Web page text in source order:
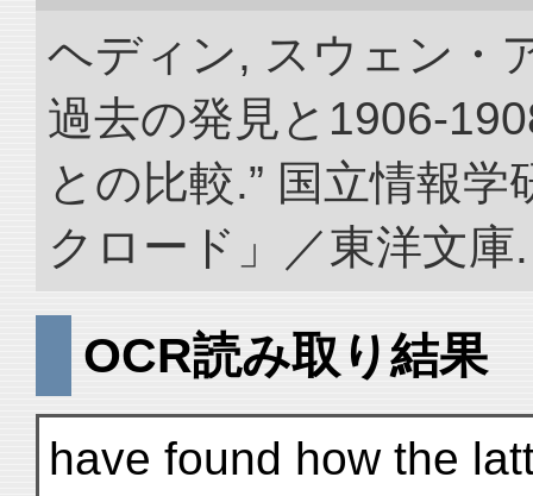
ヘディン, スウェン・
過去の発見と1906-
との比較.” 国立情報
クロード」／東洋文
OCR読み取り結果
have found how the